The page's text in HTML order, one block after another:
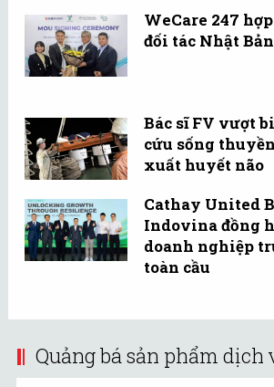
WeCare 247
đối tác Nhật Bản
Bác sĩ FV vượt
cứu sống
xuất huyết não
Cathay United
Indovina đồng
doanh nghiệp
toàn cầu
Quảng bá sản phẩm dịch